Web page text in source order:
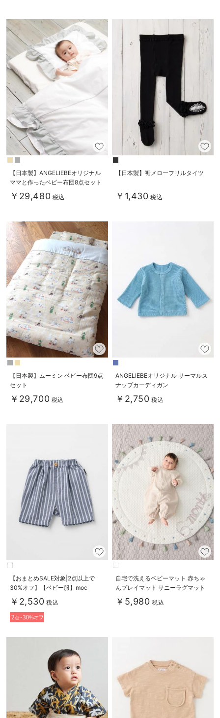
【日本製】ANGELIEBEオリジナル
ママと作ったベビー布団8点セット
RUFFLE
￥29,480 税込
【日本製】裾メローフリルタイツ
￥1,430 税込
【日本製】ムーミン ベビー布団9点
セット
￥29,700 税込
ANGELIEBEオリジナル サーマルス
ナップカーディガン
￥2,750 税込
【おまとめSALE対象|2点以上で
30%オフ】【ベビー服】moc
mof（モクモフ）ぶるパン
￥2,530 税込
自宅で洗えるベビーマット 赤ちゃ
んプレイマット サニーラグマット
（タッセル）
￥5,980 税込